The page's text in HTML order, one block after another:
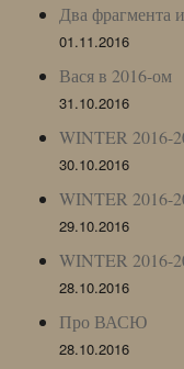
Два фрагмента
01.11.2016
Вася в 2016-ом
31.10.2016
WINTER 2016-
30.10.2016
WINTER 2016-
29.10.2016
WINTER 2016-
28.10.2016
Про ВАСЮ
28.10.2016